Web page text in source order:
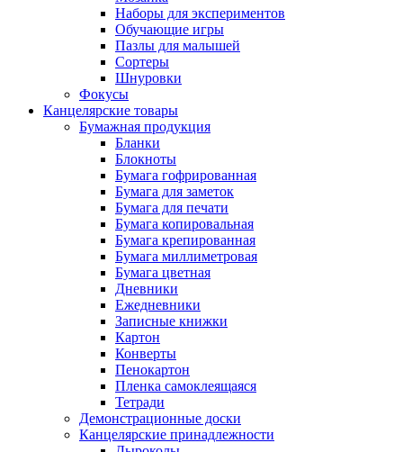
Наборы для экспериментов
Обучающие игры
Пазлы для малышей
Сортеры
Шнуровки
Фокусы
Канцелярские товары
Бумажная продукция
Бланки
Блокноты
Бумага гофрированная
Бумага для заметок
Бумага для печати
Бумага копировальная
Бумага крепированная
Бумага миллиметровая
Бумага цветная
Дневники
Ежедневники
Записные книжки
Картон
Конверты
Пенокартон
Пленка самоклеящаяся
Тетради
Демонстрационные доски
Канцелярские принадлежности